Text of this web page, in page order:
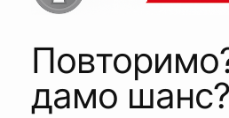
дамо шанс?